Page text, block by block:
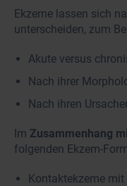
Ekzeme lassen sich
unterscheiden, zum
Akute versus
Nach ihrer
Nach ihren
Im Zusammenhang
folgenden Ekzem-
Kontaktekzeme